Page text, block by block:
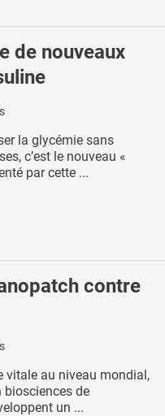
de nouveaux
la glycémie sans
c’est le nouveau «
par cette ...
contre
vitale au niveau mondial,
biosciences de
un ...